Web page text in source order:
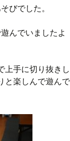
びでした。
んでいましたよ
上手に切り抜きし
と楽しんで遊んで